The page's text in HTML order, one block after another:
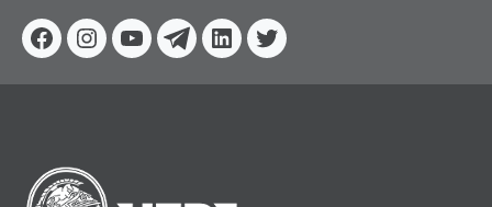
Facebook
Instagram
YoutubeTelegram
Linkedin
Twitter